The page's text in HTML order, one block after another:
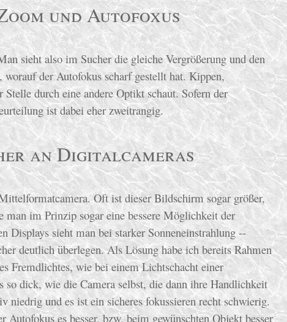
und Autofoxus
sieht also im Sucher die gleiche Vergrößerung und den
der Autofokus scharf gestellt hat. Kippen,
durch eine andere Optikt schaut. Sofern der
ist dabei eher zweitrangig.
an Digitalcameras
Oft ist dieser Bildschirm sogar größer,
im Prinzip sogar eine bessere Möglichkeit der
sieht man bei starker Sonneneinstrahlung --
deutlich überlegen. Als Lösung habe ich bereits Rahmen
Fremdlichtes, wie bei einem Lichtschacht einer
dick, wie die Camera selbst, die dann ihre Handlichkeit
niedrig und es ist ein sicheres fokussieren recht schwierig.
es besser, bzw. beim gewünschten Objekt besser